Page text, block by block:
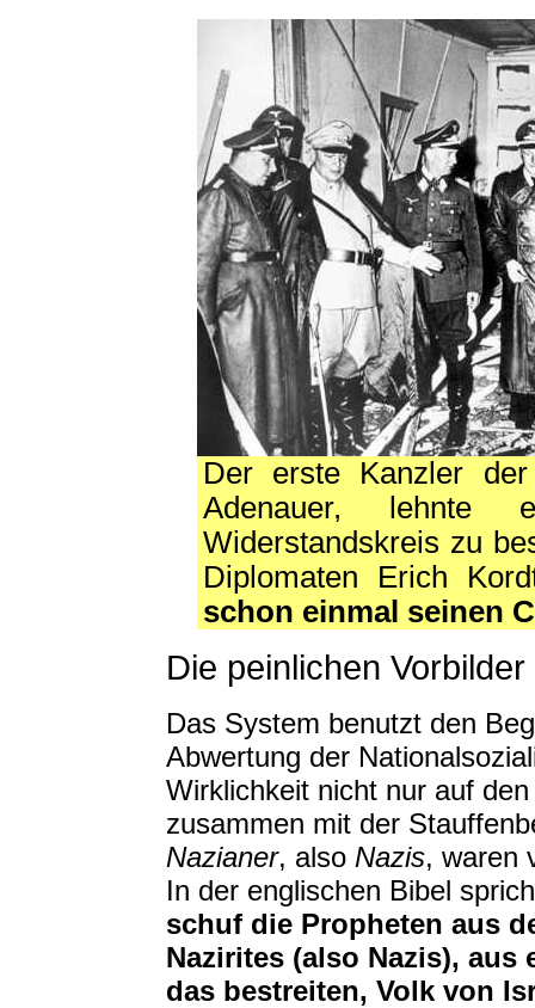
Der erste Kanzler
Adenauer,
Widerstandskreis zu
Diplomaten Erich
schon einmal seinen
Die peinlichen
Das System benutzt den
Abwertung der
Wirklichkeit nicht nur auf
zusammen mit der
Nazianer, also Nazis, waren
In der englischen Bibel
schuf die Propheten aus
Nazirites (also Nazis),
das bestreiten, Volk von